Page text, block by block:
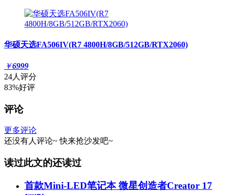
华硕天选FA506IV(R7 4800H/8GB/512GB/RTX2060)
￥6999
24人评分
83%好评
评论
更多评论
还没有人评论~ 快来抢沙发吧~
读过此文的还读过
首款Mini-LED笔记本 微星创造者Creator 17